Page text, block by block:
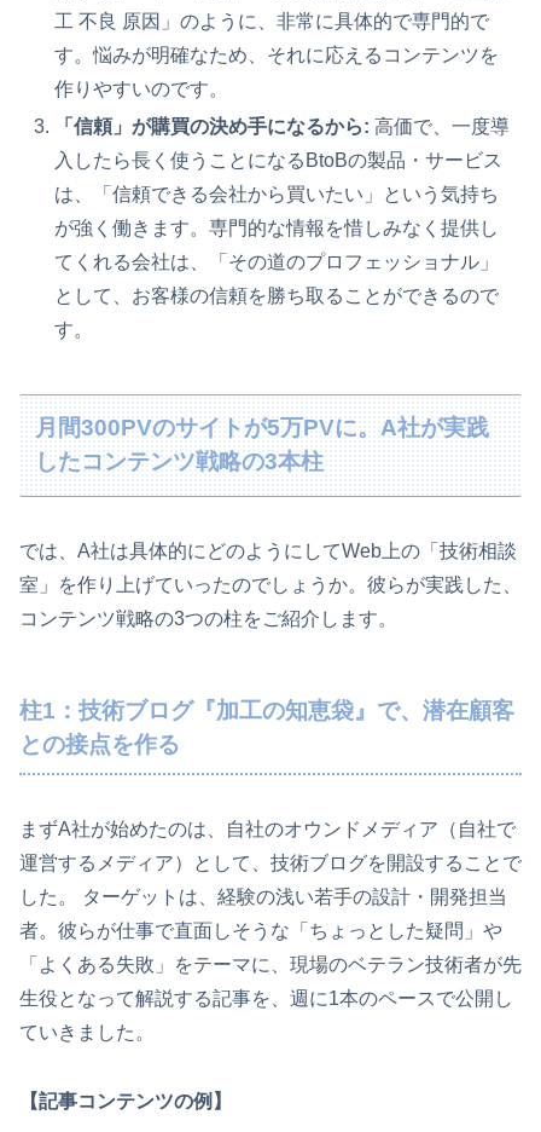
工 不良 原因」のように、非常に具体的で専門的で
す。悩みが明確なため、それに応えるコンテンツを
作りやすいのです。
「信頼」が購買の決め手になるから: 高価で、一度導
入したら長く使うことになるBtoBの製品・サービス
は、「信頼できる会社から買いたい」という気持ち
が強く働きます。専門的な情報を惜しみなく提供し
てくれる会社は、「その道のプロフェッショナル」
として、お客様の信頼を勝ち取ることができるので
す。
月間300PVのサイトが5万PVに。A社が実践
したコンテンツ戦略の3本柱
では、A社は具体的にどのようにしてWeb上の「技術相談
室」を作り上げていったのでしょうか。彼らが実践した、
コンテンツ戦略の3つの柱をご紹介します。
柱1：技術ブログ『加工の知恵袋』で、潜在顧客
との接点を作る
まずA社が始めたのは、自社のオウンドメディア（自社で
運営するメディア）として、技術ブログを開設することで
した。 ターゲットは、経験の浅い若手の設計・開発担当
者。彼らが仕事で直面しそうな「ちょっとした疑問」や
「よくある失敗」をテーマに、現場のベテラン技術者が先
生役となって解説する記事を、週に1本のペースで公開し
ていきました。
【記事コンテンツの例】